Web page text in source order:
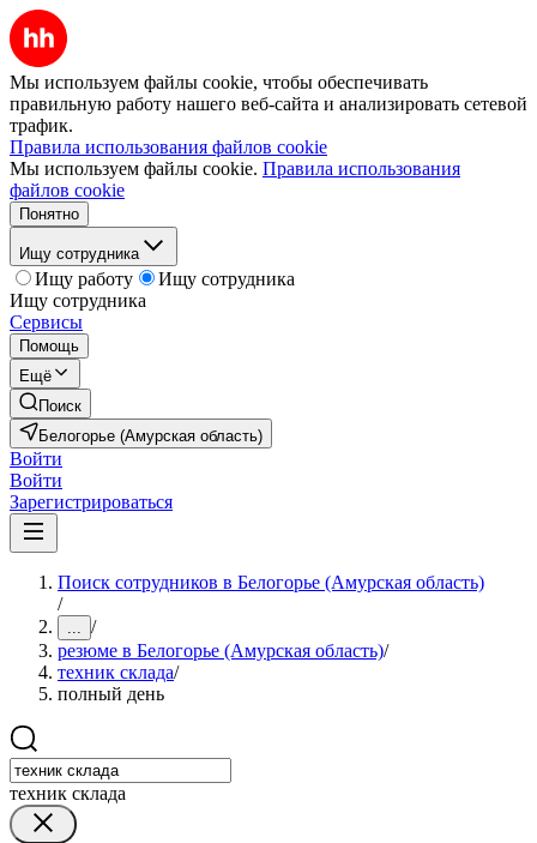
Мы используем файлы cookie, чтобы обеспечивать
правильную работу нашего веб-сайта и анализировать сетевой
трафик.
Правила использования файлов cookie
Мы используем файлы cookie. Правила использования
файлов cookie
Понятно
Ищу сотрудника
Ищу работу
Ищу сотрудника
Ищу сотрудника
Сервисы
Помощь
Ещё
Поиск
Белогорье (Амурская область)
Войти
Войти
Зарегистрироваться
Поиск сотрудников в Белогорье (Амурская область)
/
... /
резюме в Белогорье (Амурская область)/
техник склада/
полный день
техник склада